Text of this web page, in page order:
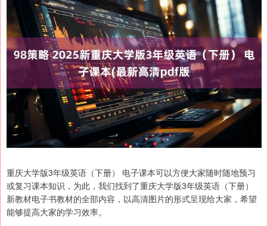
重庆大学版3年级英语（下册） 电子课本可以方便大家随时随地预习
或复习课本知识，为此，我们找到了重庆大学版3年级英语（下册）
新教材电子书教材的全部内容，以高清图片的形式呈现给大家，希望
能够提高大家的学习效率。